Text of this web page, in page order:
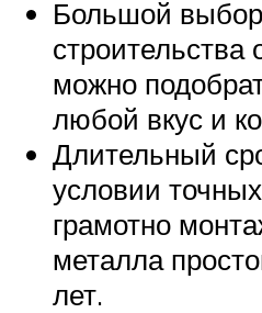
Большой
строительства
можно
любой вкус и
Длительный
условии
грамотно
металла
лет.